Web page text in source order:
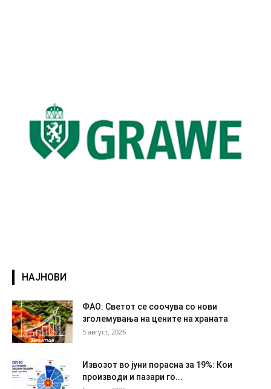
НАЈНОВИ
ФАО: Светот се соочува со нови
зголемувања на цените на храната
5 август, 2026
Извозот во јуни порасна за 19%: Кои
производи и пазари го...